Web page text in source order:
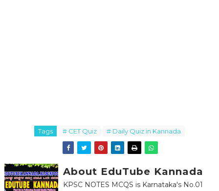
Tags # CET Quiz # Daily Quiz in Kannada
About EduTube Kannada
KPSC NOTES MCQS is Karnataka's No.01